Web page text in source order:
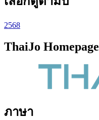
2568
ThaiJo Homepage
ภาษา